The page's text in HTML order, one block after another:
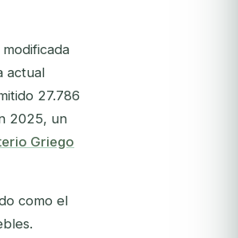
actual
27.786
2025, un
Griego
como el